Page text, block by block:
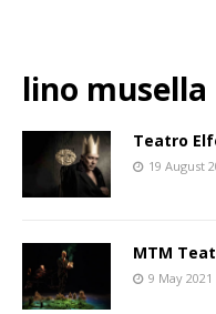
lino musella
Teatro
19 August
MTM
9 May 2021